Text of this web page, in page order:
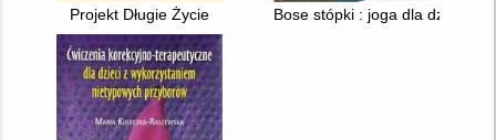
Projekt Długie Życie Bose stópki : joga dla dzieci